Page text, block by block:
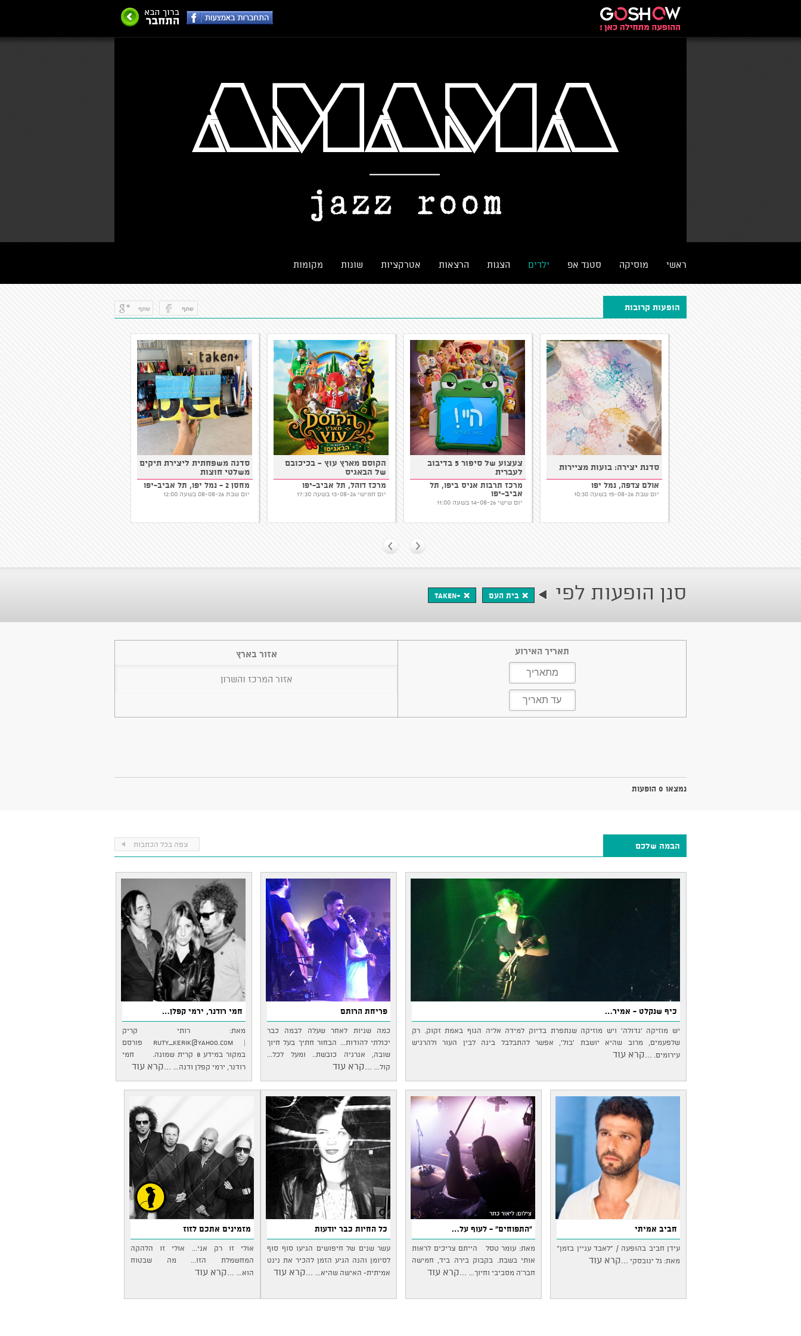
ראשי מוסיקה סטנד אפ ילדים הצגות הרצאות אטרקציות שונות מקומות
הופעות קרובות
סדנה משפחתית ליצירת תיקים
משלטי חוצות
מחסן 2 - נמל יפו, תל אביב-יפו
יום שבת 08-08-26 בשעה 12:00
הקוסם מארץ עוץ - בכיכובם
של הבאגיס
מרכז דוהל, תל אביב-יפו
יום חמישי 13-08-26 בשעה 17:30
צעצוע של סיפור 5 בדיבוב
לעברית
מרכז תרבות אניס ביפו, תל
אביב-יפו
סדנת יצירה: בועות מציירות
אולם צדפה, נמל יפו
יום שבת 15-08-26 בשעה 10:30
תאטרון הקרון
תיאטרון אלמינא, תל אביב-יפו
יום שבת 15-08-26 בשעה 11:00
הנסיך הקטן | תיאטרון מחול
לילדים ולכל המשפחה
אולם אסיא, מוזיאון תל אביב-
לאומנות, תל אביב-יפו
יום שבת 15-08-26 בשעה 11:30
סנן הופעות לפי בית העם +taken
תאריך האירוע אזור בארץ
אזור המרכז והשרון
נמצאו 0 הופעות
הבמה שלכם צפה בכל הכתבות
כיף שנקלט - אמיר…
יש מוזיקה 'גדולה' ויש מוזיקה שנתפרת בדיוק למידה אליה הגוף באמת זקוק. רק
שלפעמים, מרוב שהיא יושבת 'בול', אפשר להתבלבל בינה לבין העור ולהרגיש
עירומים.
...קרא עוד
פריחת הרותם
כמה שניות לאחר שעלה לבמה כבר
יכולתי להודות... הבחור חתיך בעל חיוך
שובה, אנרגיה כובשת.. ומעל לכל...
קול…
...קרא עוד
חמי רודנר, ירמי קפלן…
מאת: רותי קריק
|
ruty_kerik@yahoo.com פורסם
במקור במידע 8 קרית שמונה. חמי
רודנר, ירמי קפלן ודנה…
...קרא עוד
חביב אמיתי
עידן חביב בהופעה / "לאבד עניין בזמן"
מאת: גל ינובסקי
...קרא עוד
"התפוחים" - לעוף על…
מאת: עומר טסל הייתם צריכים לראות
אותי בשבת. בקבוק בירה ביד, חמישה
חבר'ה מסביבי וחיוך…
...קרא עוד
כל החיות כבר יודעות
עשר שנים של חיפושים הגיעו סוף סוף
לסיומן והנה הגיע הזמן להכיר את נינט
אמיתית- האישה שהיא…
...קרא עוד
מזמינים אתכם לזוז
אולי זו רק אני... אולי זו הלהקה
המחשמלת הזו... מה שבטוח
הוא…
...קרא עוד